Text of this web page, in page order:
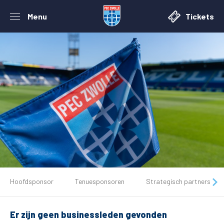
Menu Tickets
Tickets
Matchdays
Hoofdsponsor Tenuesponsoren Strategisch partners
Er zijn geen businessleden gevonden